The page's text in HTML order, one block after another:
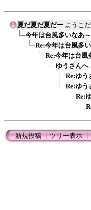
夏だ夏だ夏だー ようこ
今年は台風多いなあ～
Re:今年は台風多
Re:今年は台風
ゆうさんへ
Re:ゆう
Re:ゆう
Re:
新規投稿┃ツリー表示┃